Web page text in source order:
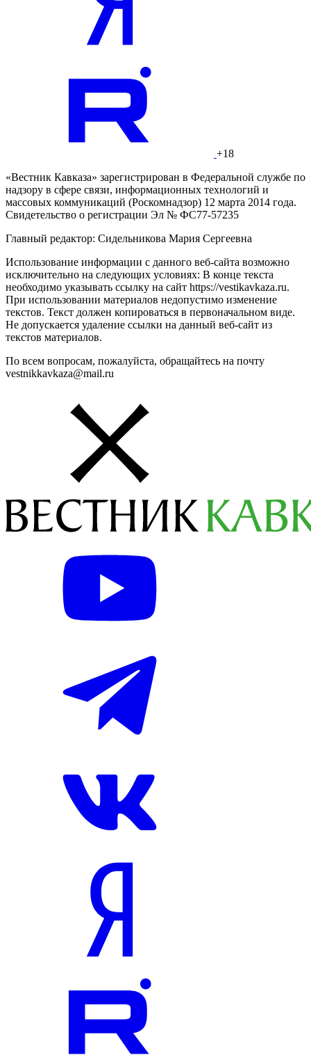
+18
«Вестник Кавказа» зарегистрирован в Федеральной службе по
надзору в сфере связи, информационных технологий и
массовых коммуникаций (Роскомнадзор) 12 марта 2014 года.
Свидетельство о регистрации Эл № ФС77-57235
Главный редактор: Сидельникова Мария Сергеевна
Использование информации с данного веб-сайта возможно
исключительно на следующих условиях: В конце текста
необходимо указывать ссылку на сайт https://vestikavkaza.ru.
При использовании материалов недопустимо изменение
текстов. Текст должен копироваться в первоначальном виде.
Не допускается удаление ссылки на данный веб-сайт из
текстов материалов.
По всем вопросам, пожалуйста, обращайтесь на почту
vestnikkavkaza@mail.ru